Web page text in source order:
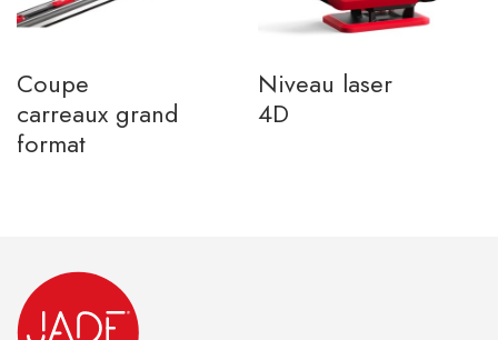
Coupe
carreaux grand
format
Niveau laser
4D